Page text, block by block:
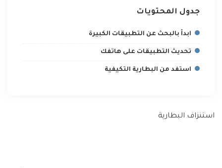
جدول المحتويات
ابدأ بالبحث عن التطبيقات الكبيرة
تحديث التطبيقات على هاتفك
استفد من البطارية التكيفية
استنزاف البطارية